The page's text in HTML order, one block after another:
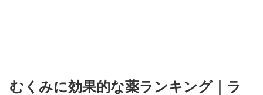
むくみに効果的な薬ランキング｜ラ